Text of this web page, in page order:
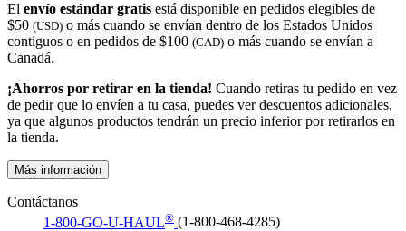
El envío estándar gratis está disponible en pedidos elegibles de
$50 (USD) o más cuando se envían dentro de los Estados Unidos
contiguos o en pedidos de $100 (CAD) o más cuando se envían a
Canadá.
¡Ahorros por retirar en la tienda! Cuando retiras tu pedido en vez
de pedir que lo envíen a tu casa, puedes ver descuentos adicionales,
ya que algunos productos tendrán un precio inferior por retirarlos en
la tienda.
Más información
Contáctanos
1-800-GO-U-HAUL® (1-800-468-4285)